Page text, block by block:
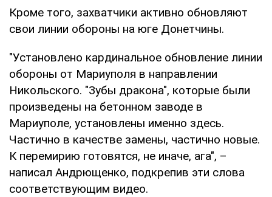
Кроме того, захватчики активно обновляют
свои линии обороны на юге Донетчины.
"Установлено кардинальное обновление линии
обороны от Мариуполя в направлении
Никольского. "Зубы дракона", которые были
произведены на бетонном заводе в
Мариуполе, установлены именно здесь.
Частично в качестве замены, частично новые.
К перемирию готовятся, не иначе, ага", –
написал Андрющенко, подкрепив эти слова
соответствующим видео.